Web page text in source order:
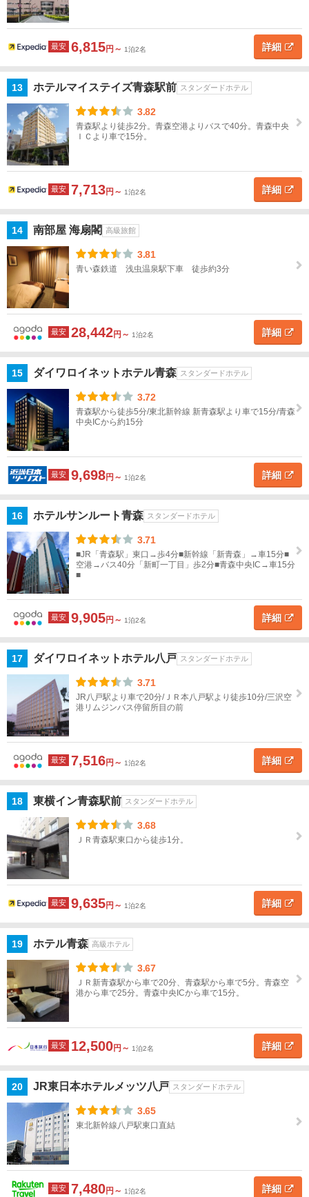
最安 6,815円～ 1泊2名 詳細
13 ホテルマイステイズ青森駅前 スタンダードホテル
3.82
青森駅より徒歩2分。青森空港よりバスで40分。青森中央
ＩＣより車で15分。
最安 7,713円～ 1泊2名 詳細
14 南部屋 海扇閣 高級旅館
3.81
青い森鉄道 浅虫温泉駅下車 徒歩約3分
最安 28,442円～ 1泊2名 詳細
15 ダイワロイネットホテル青森 スタンダードホテル
3.72
青森駅から徒歩5分/東北新幹線 新青森駅より車で15分/青森
中央ICから約15分
最安 9,698円～ 1泊2名 詳細
16 ホテルサンルート青森 スタンダードホテル
3.71
■JR「青森駅」東口→歩4分■新幹線「新青森」→車15分■
空港→バス40分「新町一丁目」歩2分■青森中央IC→車15分
■
最安 9,905円～ 1泊2名 詳細
17 ダイワロイネットホテル八戸 スタンダードホテル
3.71
JR八戸駅より車で20分/ＪＲ本八戸駅より徒歩10分/三沢空
港リムジンバス停留所目の前
最安 7,516円～ 1泊2名 詳細
18 東横イン青森駅前 スタンダードホテル
3.68
ＪＲ青森駅東口から徒歩1分。
最安 9,635円～ 1泊2名 詳細
19 ホテル青森 高級ホテル
3.67
ＪＲ新青森駅から車で20分、青森駅から車で5分。青森空
港から車で25分。青森中央ICから車で15分。
最安 12,500円～ 1泊2名 詳細
20 JR東日本ホテルメッツ八戸 スタンダードホテル
3.65
東北新幹線八戸駅東口直結
最安 7,480円～ 1泊2名 詳細